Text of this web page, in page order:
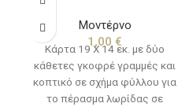
Μοντέρνο
1,00 €
Κάρτα 19 Χ 14 εκ. με δύο
κάθετες γκοφρέ γραμμές και
κοπτικό σε σχήμα φύλλου για
το πέρασμα λωρίδας σε